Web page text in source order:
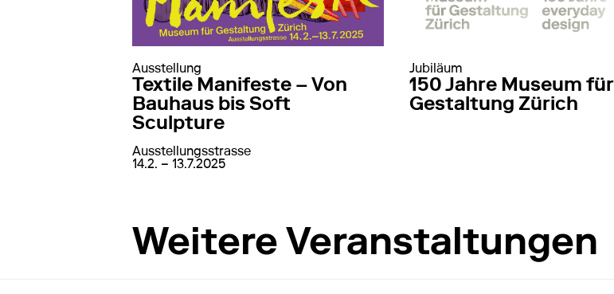
Ausstellung
Textile Manifeste – Von
Bauhaus bis Soft
Sculpture
Ausstellungsstrasse
von14. Februar 2025
14.2. – 13.7.2025
Jubiläum
150 Jahre Museum für
Gestaltung Zürich
Weitere Veranstaltungen